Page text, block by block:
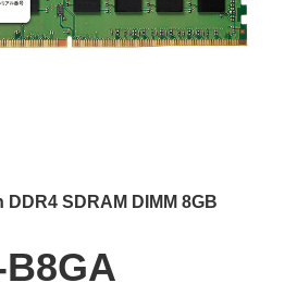
DDR4 SDRAM DIMM 8GB